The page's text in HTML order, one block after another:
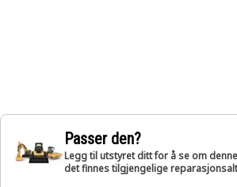
Passer den?
Legg til utstyret ditt for å se om
det finnes tilgjengelige